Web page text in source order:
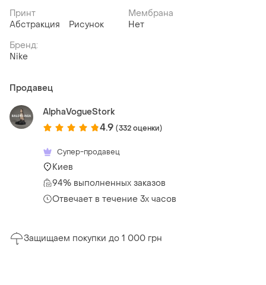
Принт
Абстракция
Рисунок
Мембрана
Нет
Бренд:
Nike
Продавец
AlphaVogueStork
4.9 (332 оценки)
Супер-продавец
Киев
94% выполненных заказов
Отвечает в течение 3х часов
Защищаем покупки до 1 000 грн